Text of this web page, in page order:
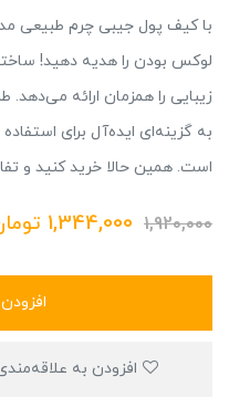
لوکس بودن را هدیه دهید!
زیبایی را همزمان ارائه
به گزینه‌ای ایده‌آل برای
است. همین حالا خرید کنید و
1,920,000
1,344,000